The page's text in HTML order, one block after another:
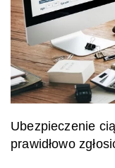
Ubezpieczenie
prawidłowo